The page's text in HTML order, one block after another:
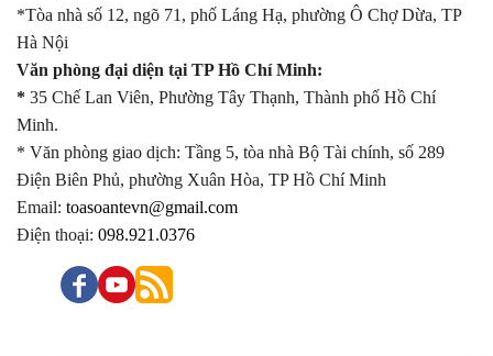
*Tòa nhà số 12, ngõ 71, phố Láng Hạ, phường Ô Chợ Dừa, TP
Hà Nội
Văn phòng đại diện tại TP Hồ Chí Minh:
* 35 Chế Lan Viên, Phường Tây Thạnh, Thành phố Hồ Chí
Minh.
* Văn phòng giao dịch: Tầng 5, tòa nhà Bộ Tài chính, số 289
Điện Biên Phủ, phường Xuân Hòa, TP Hồ Chí Minh
Email: toasoantevn@gmail.com
Điện thoại: 098.921.0376